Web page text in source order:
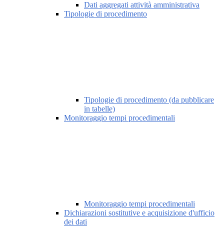
Dati aggregati attività amministrativa
Tipologie di procedimento
Tipologie di procedimento (da pubblicare
in tabelle)
Monitoraggio tempi procedimentali
Monitoraggio tempi procedimentali
Dichiarazioni sostitutive e acquisizione d'ufficio
dei dati